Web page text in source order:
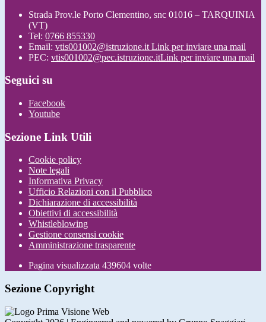
Strada Prov.le Porto Clementino, snc 01016 – TARQUINIA
(VT)
Tel: 0766 855330
Email: vtis001002@istruzione.it Link per inviare una mail
PEC: vtis001002@pec.istruzione.itLink per inviare una mail
Seguici su
Facebook
Youtube
Sezione Link Utili
Cookie policy
Note legali
Informativa Privacy
Ufficio Relazioni con il Pubblico
Dichiarazione di accessibilità
Obiettivi di accessibilità
Whistleblowing
Gestione consensi cookie
Amministrazione trasparente
Pagina visualizzata 439604 volte
Sezione Copyright